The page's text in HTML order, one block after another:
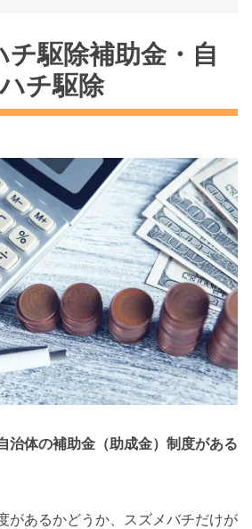
チ駆除補助金・自
チ駆除
治体の補助金（助成金）制度がある
があるかどうか、スズメバチだけが